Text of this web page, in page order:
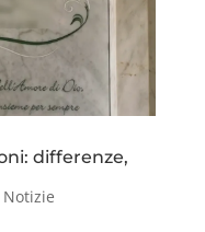
differenze,
Notizie